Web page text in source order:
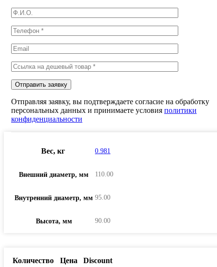
Отправляя заявку, вы подтверждаете согласие на обработку
персональных данных и принимаете условия политики
конфиденциальности
Вес, кг 0.981
Внешний диаметр, мм 110.00
Внутренний диаметр, мм 95.00
Высота, мм 90.00
Количество Цена
Discount